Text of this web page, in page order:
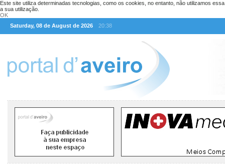
Este site utiliza determinadas tecnologias, como os cookies, no entanto, não utilizamos
a sua utilização.
OK
Saturday, 08 de August de 2026
20:38